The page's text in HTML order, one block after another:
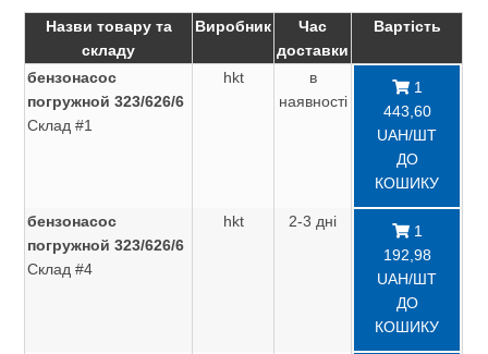
Назви товару та
складу
Виробник
Час
доставки
Вартість
бензонасос
погружной 323/626/6
Склад #1
hkt
в
наявності
1
443,60
UAH/ШТ
ДО
КОШИКУ
бензонасос
погружной 323/626/6
Склад #4
hkt 2-3 дні
1
192,98
UAH/ШТ
ДО
КОШИКУ